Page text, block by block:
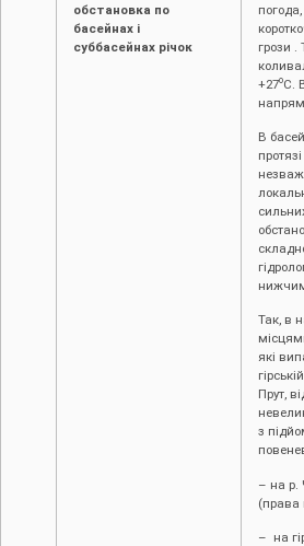
обстановка по
басейнах і
суббасейнах річок
грози .
+27оС.
В
Так, в
які
Прут,
з
– на р.
(права
– на